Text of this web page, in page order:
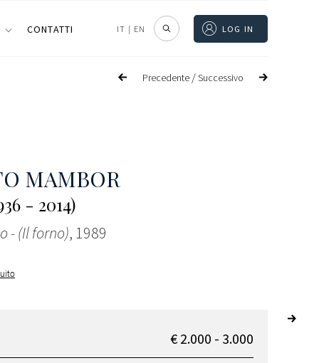
CONTATTI IT | EN LOG IN
Precedente /Successivo
MAMBOR
- 2014)
- (Il forno), 1989
€ 2.000 - 3.000